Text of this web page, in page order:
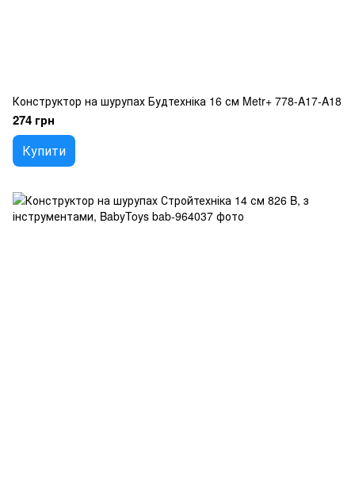
Конструктор на шурупах Будтехніка 16 см Metr+ 778-A17-A18
274 грн
Купити